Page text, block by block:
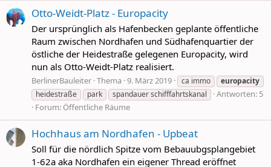
Otto-Weidt-Platz - Europacity
Der ursprünglich als Hafenbecken geplante öffentliche
Raum zwischen Nordhafen und Südhafenquartier der
östliche der Heidestraße gelegenen Europacity, wird
nun als Otto-Weidt-Platz realisiert.
BerlinerBauleiter Thema 9. März 2019 ca immo
europacity
heidestraße
park spandauer schifffahrtskanal
Antworten: 5
Forum: Öffentliche Räume
Hochhaus am Nordhafen - Upbeat
Soll für die nördlich Spitze vom Bebauubgsplangebiet
1-62a aka Nordhafen ein eigener Thread eröffnet